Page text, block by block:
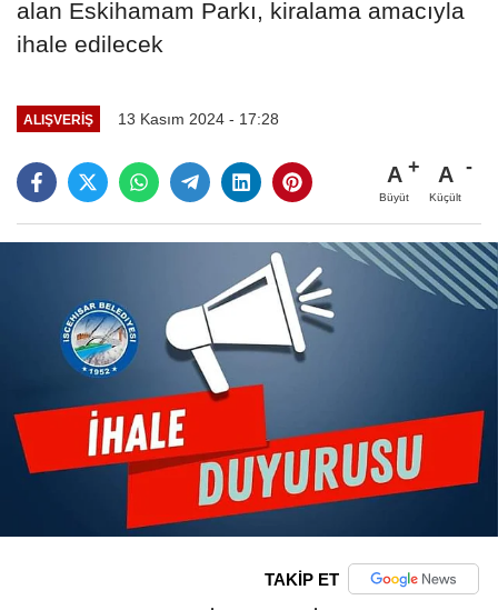
alan Eskihamam Parkı, kiralama amacıyla
ihale edilecek
ALIŞVERIŞ 13 Kasım 2024 - 17:28
A
Büyüt
A
Küçült
TAKİP ET